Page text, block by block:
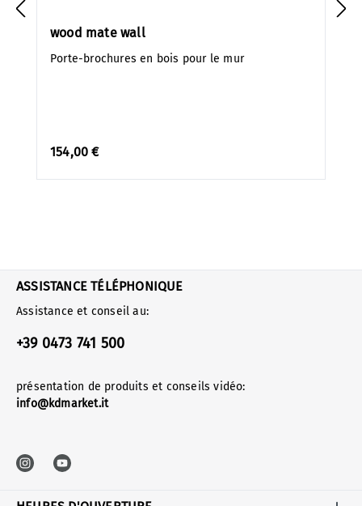
wood mate wall
Porte-brochures en bois pour le mur
154,00 €
ASSISTANCE TÉLÉPHONIQUE
Assistance et conseil au:
+39 0473 741 500
présentation de produits et conseils vidéo:
info@kdmarket.it